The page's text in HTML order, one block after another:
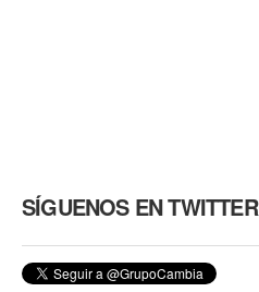
SÍGUENOS EN TWITTER